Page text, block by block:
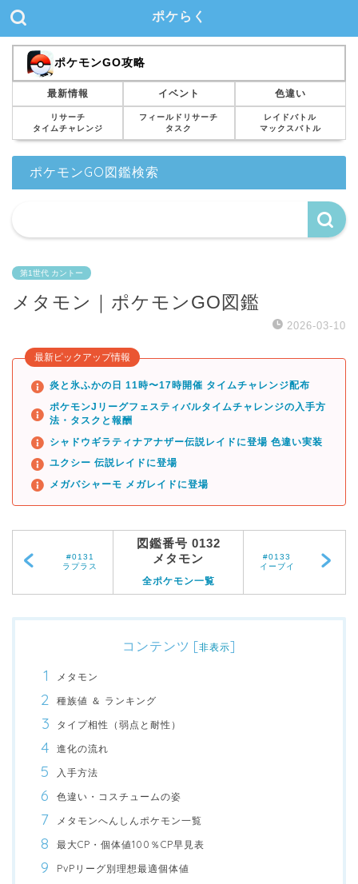
ポケらく
ポケモンGO攻略
最新情報 イベント 色違い
リサーチ
タイムチャレンジ
フィールドリサーチ
タスク
レイドバトル
マックスバトル
ポケモンGO図鑑検索
第1世代 カントー
メタモン｜ポケモンGO図鑑
2026-03-10
最新ピックアップ情報
炎と氷ふかの日 11時〜17時開催 タイムチャレンジ配布
ポケモンJリーグフェスティバルタイムチャレンジの入手方
法・タスクと報酬
シャドウギラティナアナザー伝説レイドに登場 色違い実装
ユクシー 伝説レイドに登場
メガバシャーモ メガレイドに登場
#0131
ラプラス
図鑑番号 0132
メタモン
全ポケモン一覧
#0133
イーブイ
コンテンツ [非表示]
メタモン
種族値 ＆ ランキング
タイプ相性（弱点と耐性）
進化の流れ
入手方法
色違い・コスチュームの姿
メタモンへんしんポケモン一覧
最大CP・個体値100％CP早見表
PvPリーグ別理想最適個体値